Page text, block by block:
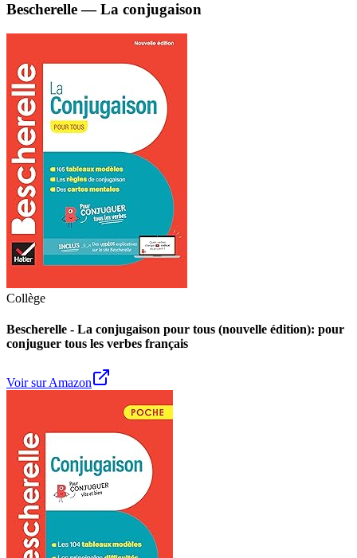
Bescherelle — La conjugaison
Collège
Bescherelle - La conjugaison pour tous (nouvelle édition): pour
conjuguer tous les verbes français
Voir sur Amazon